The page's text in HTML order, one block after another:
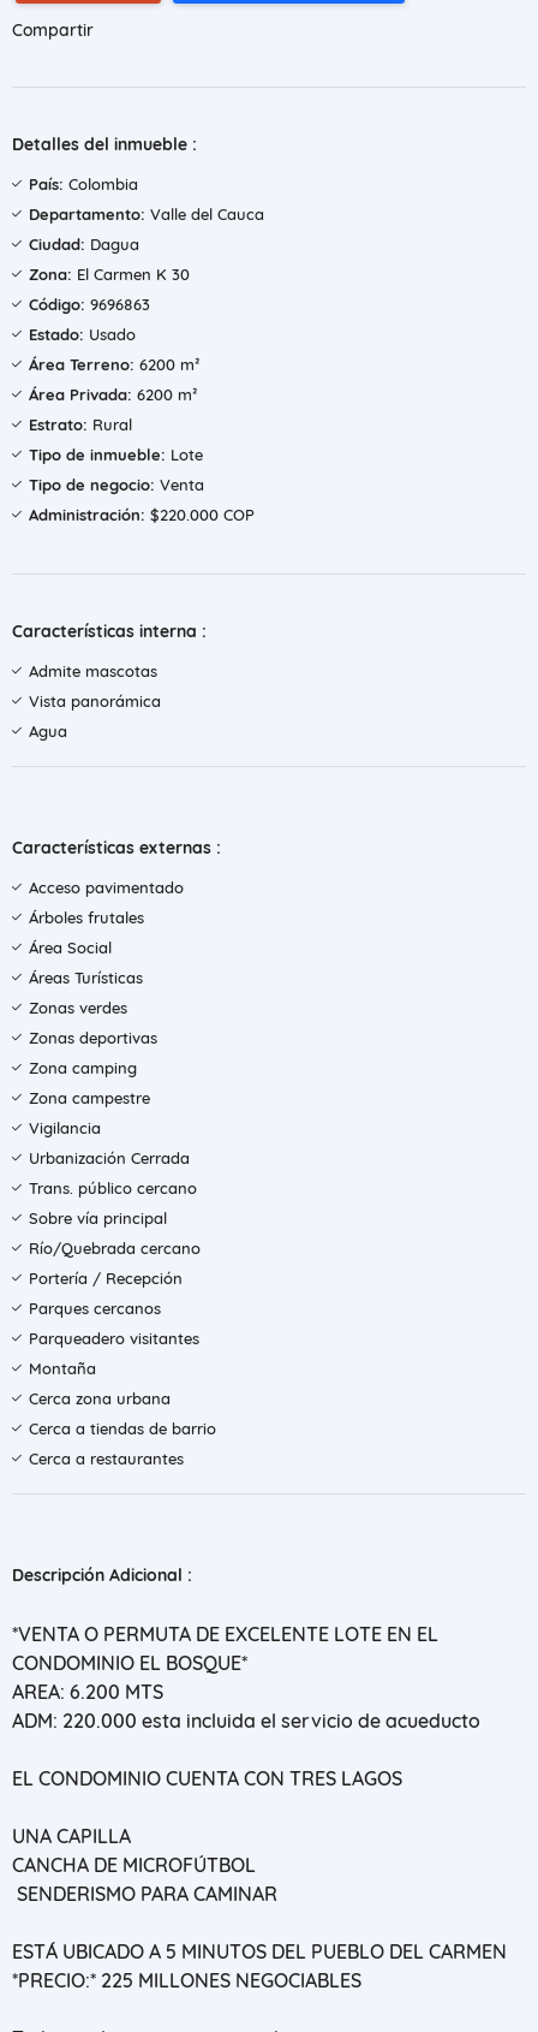
Compartir
Detalles del inmueble :
País: Colombia
Departamento: Valle del Cauca
Ciudad: Dagua
Zona: El Carmen K 30
Código: 9696863
Estado: Usado
Área Terreno: 6200 m²
Área Privada: 6200 m²
Estrato: Rural
Tipo de inmueble: Lote
Tipo de negocio: Venta
Administración: $220.000 COP
Características interna :
Admite mascotas
Vista panorámica
Agua
Características externas :
Acceso pavimentado
Árboles frutales
Área Social
Áreas Turísticas
Zonas verdes
Zonas deportivas
Zona camping
Zona campestre
Vigilancia
Urbanización Cerrada
Trans. público cercano
Sobre vía principal
Río/Quebrada cercano
Portería / Recepción
Parques cercanos
Parqueadero visitantes
Montaña
Cerca zona urbana
Cerca a tiendas de barrio
Cerca a restaurantes
Descripción Adicional :
*VENTA O PERMUTA DE EXCELENTE LOTE EN EL
CONDOMINIO EL BOSQUE*
AREA: 6.200 MTS
ADM: 220.000 esta incluida el servicio de acueducto
EL CONDOMINIO CUENTA CON TRES LAGOS
UNA CAPILLA
CANCHA DE MICROFÚTBOL
SENDERISMO PARA CAMINAR
ESTÁ UBICADO A 5 MINUTOS DEL PUEBLO DEL CARMEN
*PRECIO:* 225 MILLONES NEGOCIABLES